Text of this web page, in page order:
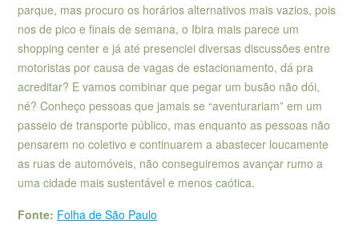
parque, mas procuro os horários alternativos mais vazios, pois
nos de pico e finais de semana, o Ibira mais parece um
shopping center e já até presenciei diversas discussões entre
motoristas por causa de vagas de estacionamento, dá pra
acreditar? E vamos combinar que pegar um busão não dói,
né? Conheço pessoas que jamais se “aventurariam” em um
passeio de transporte público, mas enquanto as pessoas não
pensarem no coletivo e continuarem a abastecer loucamente
as ruas de automóveis, não conseguiremos avançar rumo a
uma cidade mais sustentável e menos caótica.
Fonte: Folha de São Paulo